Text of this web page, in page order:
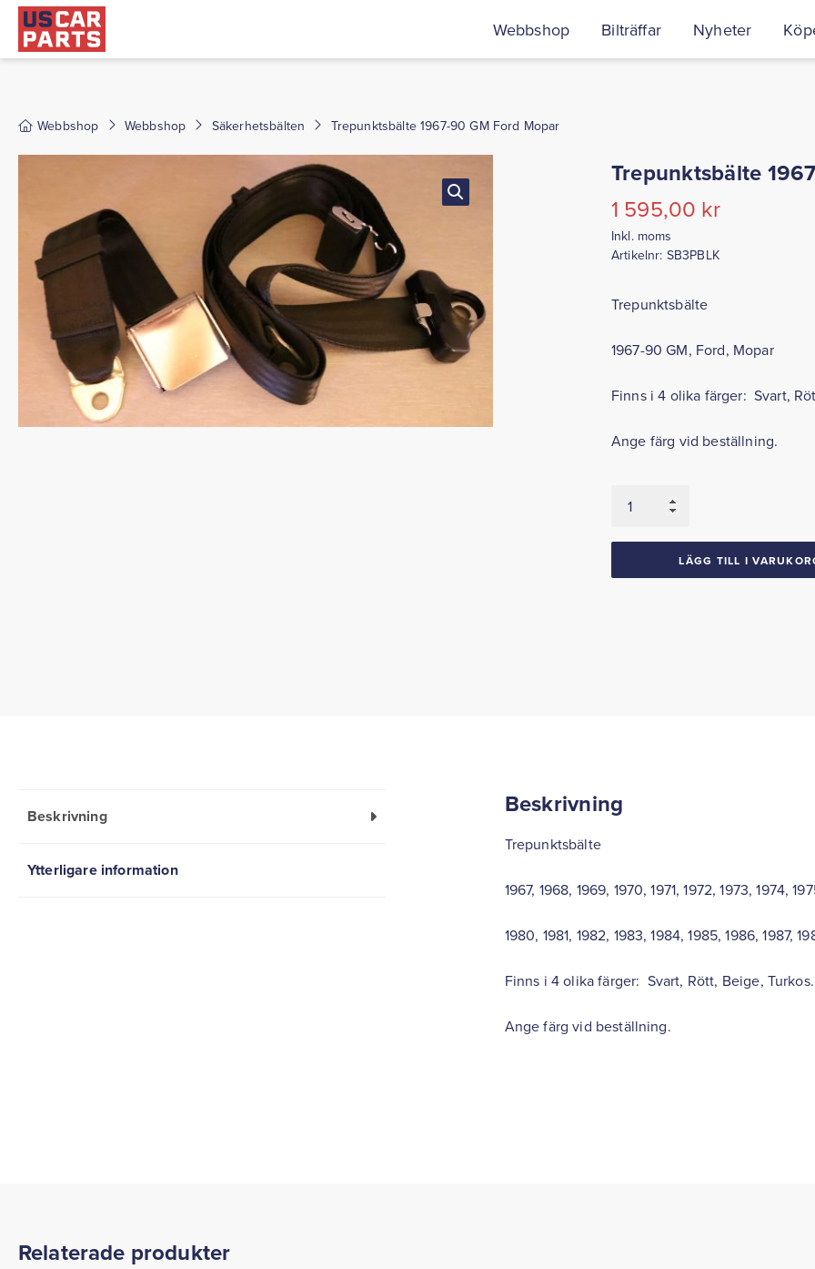
Webbshop Bilträffar Nyheter
Webbshop Webbshop Säkerhetsbälten Trepunktsbälte 1967-90 GM Ford Mopar
Trepunktsbälte
1 595,00 kr
Inkl. moms
Artikelnr: SB3PBLK
Trepunktsbälte
1967-90 GM, Ford, Mopar
Finns i 4 olika färger: Svart,
Ange färg vid beställning.
1967-
LÄGG TILL I
Beskrivning
Ytterligare information
Beskrivning
Trepunktsbälte
1967, 1968, 1969, 1970, 1971, 1972, 1973, 1974,
1980, 1981, 1982, 1983, 1984, 1985, 1986, 1987,
Finns i 4 olika färger: Svart, Rött, Beige, Turkos.
Ange färg vid beställning.
Relaterade produkter